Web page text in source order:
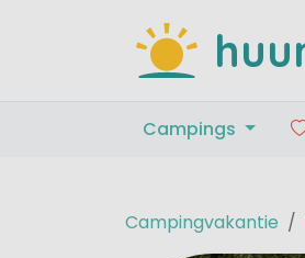
Campings
Campingvakantie